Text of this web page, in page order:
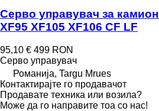
Серво управувач за
XF95 XF105 XF106 CF LF
95,10 € 499 RON
Серво управувач
Романија, Targu Mrues
Контактирајте го продавачот
Продавате техника или возила?
Може да го направите тоа со нас!